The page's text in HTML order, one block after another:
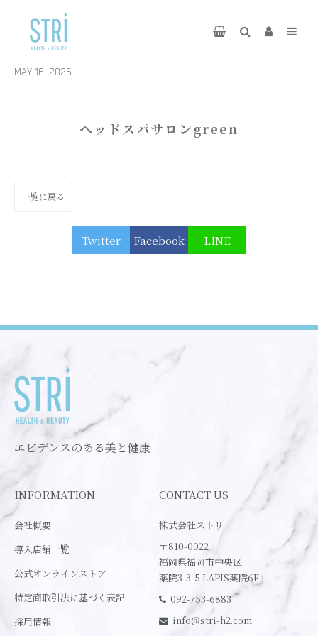
MAY 16, 2026
ヘッドスパサロンgreen
一覧に戻る
Twitter Facebook LINE
エビデンスのある美と健康
INFORMATION
会社概要
導入店舗一覧
公式オンラインストア
特定商取引法に基づく表記
採用情報
CONTACT US
株式会社ストリ
〒810-0022
福岡県福岡市中央区
薬院3-3-5 LAPIS薬院6F
092-753-6883
info@stri-h2.com